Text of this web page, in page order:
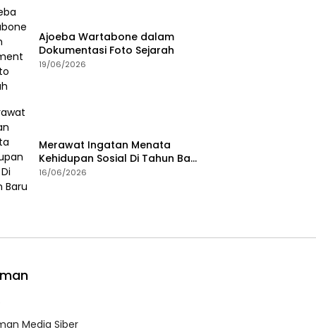
Ajoeba Wartabone dalam
Dokumentasi Foto Sejarah
19/06/2026
Merawat Ingatan Menata
Kehidupan Sosial Di Tahun Baru
Islam
16/06/2026
Media Siber